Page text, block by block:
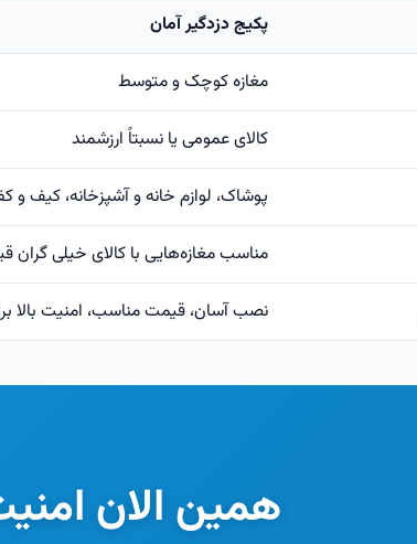
پکیج دزدگیر آمان
مغازه کوچک و متوسط
کالای عمومی یا نسبتاً ارزشمند
پوشاک، لوازم خانه و آشپزخانه، کیف
مناسب مغازه‌هایی با کالای خیلی
نصب آسان، قیمت مناسب، امنیت بالا
همین الان